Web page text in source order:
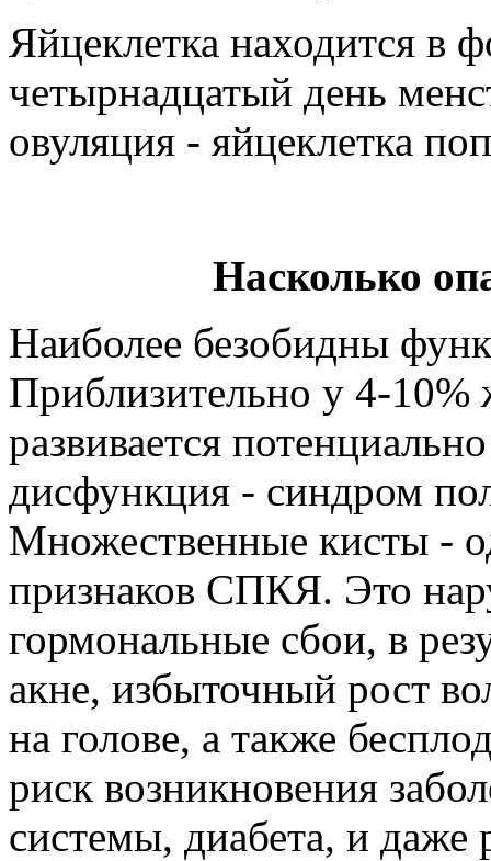
Яйцеклетка находится в
четырнадцатый день
овуляция - яйцеклетка
Насколько
Наиболее безобидны
Приблизительно у 4-10%
развивается
дисфункция - синдром
Множественные кисты -
признаков СПКЯ. Это
гормональные сбои, в
акне, избыточный рост
на голове, а также
риск возникновения
системы, диабета, и даже